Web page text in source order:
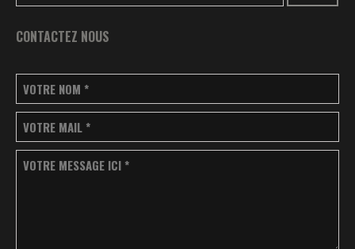
CONTACTEZ NOUS
VOTRE NOM *
VOTRE MAIL *
VOTRE MESSAGE ICI *